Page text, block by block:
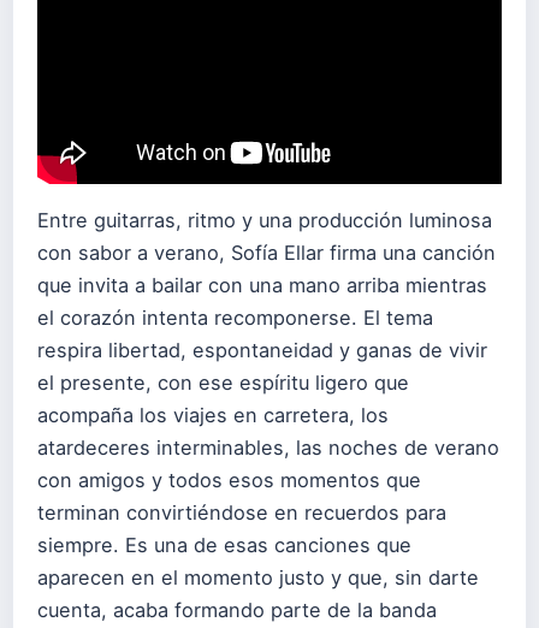
Entre guitarras, ritmo y una producción luminosa
con sabor a verano, Sofía Ellar firma una canción
que invita a bailar con una mano arriba mientras
el corazón intenta recomponerse. El tema
respira libertad, espontaneidad y ganas de vivir
el presente, con ese espíritu ligero que
acompaña los viajes en carretera, los
atardeceres interminables, las noches de verano
con amigos y todos esos momentos que
terminan convirtiéndose en recuerdos para
siempre. Es una de esas canciones que
aparecen en el momento justo y que, sin darte
cuenta, acaba formando parte de la banda